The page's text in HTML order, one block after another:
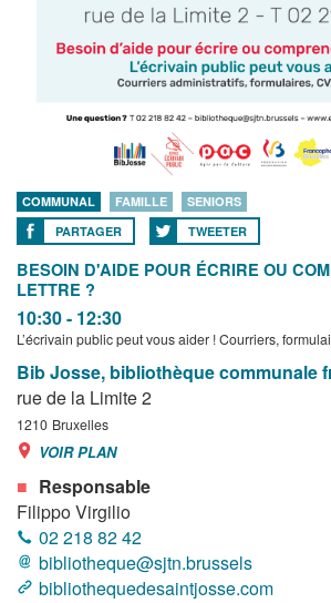
COMMUNAL FAMILLE
SENIORS
PARTAGER
TWEETER
BESOIN D'AIDE POUR ÉCRIRE OU
LETTRE ?
10:30 - 12:30
L’écrivain public peut vous aider ! Courriers,
Bib Josse, bibliothèque communale
rue de la Limite 2
1210 Bruxelles
VOIR PLAN
Responsable
Filippo Virgilio
02 218 82 42
bibliotheque@sjtn.brussels
bibliothequedesaintjosse.com